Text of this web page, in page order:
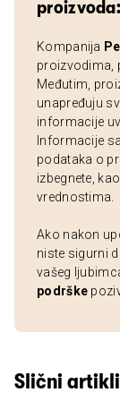
proizvoda:
Kompanija
proizvodima,
Međutim,
unapređuju
informacije
Informacije
podataka o
izbegnete,
vrednostima.
Ako nakon
niste sigurni
vašeg
podrške
Slični